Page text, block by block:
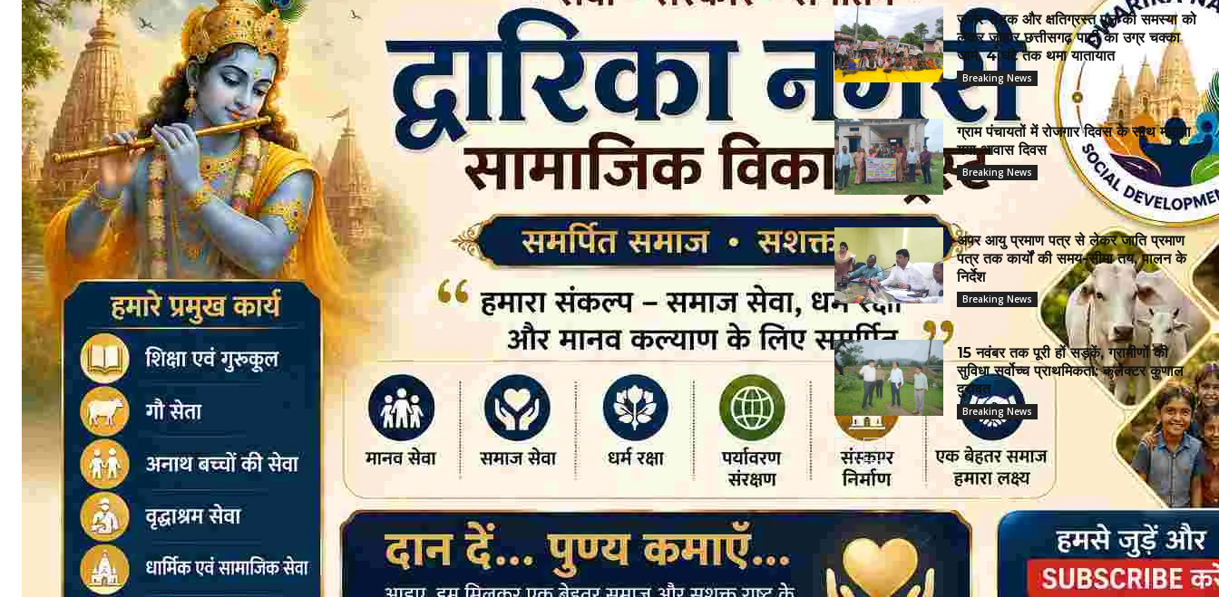
जर्जर सड़क और क्षतिग्रस्त पुल की समस्या को
लेकर जोहार छत्तीसगढ़ पार्टी का उग्र चक्का
जाम, 4 घंटे तक थमा यातायात
Breaking News
ग्राम पंचायतों में रोजगार दिवस के साथ मनाया
गया आवास दिवस
Breaking News
अपर आयु प्रमाण पत्र से लेकर जाति प्रमाण
पत्र तक कार्यों की समय-सीमा तय, पालन के
निर्देश
Breaking News
15 नवंबर तक पूरी हों सड़कें, ग्रामीणों की
सुविधा सर्वोच्च प्राथमिकता: कलेक्टर कुणाल
दुदावत
Breaking News